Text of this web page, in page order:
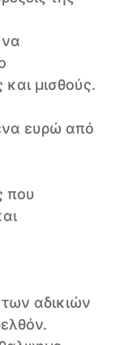
και μισθούς.
ευρώ από
που
αδικιών